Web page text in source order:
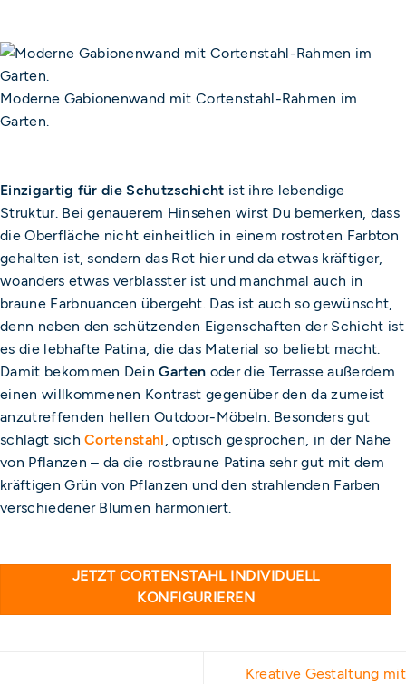
Moderne Gabionenwand mit Cortenstahl-Rahmen im
Garten.
Einzigartig für die Schutzschicht ist ihre lebendige
Struktur. Bei genauerem Hinsehen wirst Du bemerken, dass
die Oberfläche nicht einheitlich in einem rostroten Farbton
gehalten ist, sondern das Rot hier und da etwas kräftiger,
woanders etwas verblasster ist und manchmal auch in
braune Farbnuancen übergeht. Das ist auch so gewünscht,
denn neben den schützenden Eigenschaften der Schicht ist
es die lebhafte Patina, die das Material so beliebt macht.
Damit bekommen DeinGarten oder die Terrasse außerdem
einen willkommenen Kontrast gegenüber den da zumeist
anzutreffenden hellen Outdoor-Möbeln. Besonders gut
schlägt sichCortenstahl , optisch gesprochen, in der Nähe
von Pflanzen – da die rostbraune Patina sehr gut mit dem
kräftigen Grün von Pflanzen und den strahlenden Farben
verschiedener Blumen harmoniert.
JETZT CORTENSTAHL INDIVIDUELL
KONFIGURIEREN
Kreative Gestaltung mit